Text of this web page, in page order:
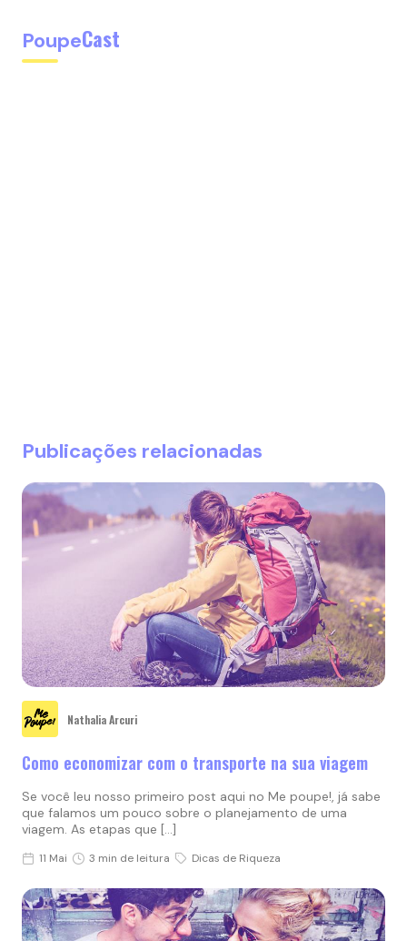
PoupeCast
Publicações relacionadas
Nathalia Arcuri
Como economizar com o transporte na sua viagem
Se você leu nosso primeiro post aqui no Me poupe!, já sabe
que falamos um pouco sobre o planejamento de uma
viagem. As etapas que […]
11 Mai 3 min de leitura Dicas de Riqueza